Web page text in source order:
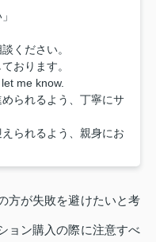
ください。
おります。
me know.
られるよう、丁寧にサ
られるよう、親身にお
方が失敗を避けたいと考
ョン購入の際に注意すべ